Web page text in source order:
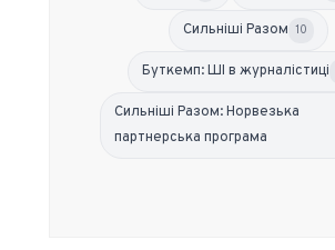
Сильніші Разом 10
Буткемп: ШІ в журналістиці
Сильніші Разом: Норвезька
партнерська програма